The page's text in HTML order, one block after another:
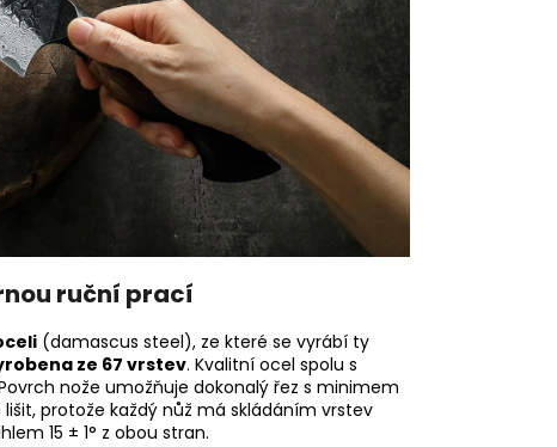
ruční prací
(damascus steel), ze které se vyrábí ty
ze 67 vrstev. Kvalitní ocel spolu s
nože umožňuje dokonalý řez s minimem
protože každý nůž má skládáním vrstev
15 ± 1° z obou stran.